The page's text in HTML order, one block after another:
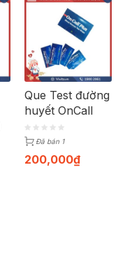
Que Test đường
huyết OnCall
Đã bán 1
200,000₫